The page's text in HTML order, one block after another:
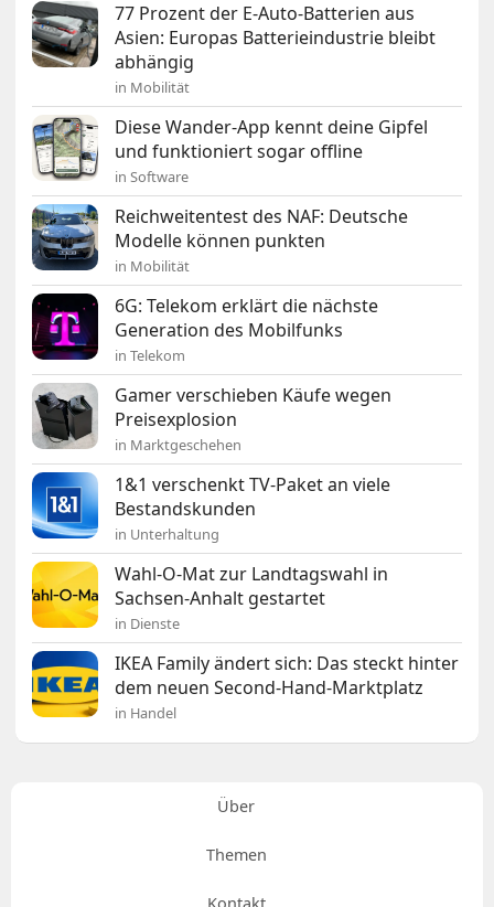
77 Prozent der E-Auto-Batterien aus
Asien: Europas Batterieindustrie bleibt
abhängig
in Mobilität
Diese Wander-App kennt deine Gipfel
und funktioniert sogar offline
in Software
Reichweitentest des NAF: Deutsche
Modelle können punkten
in Mobilität
6G: Telekom erklärt die nächste
Generation des Mobilfunks
in Telekom
Gamer verschieben Käufe wegen
Preisexplosion
in Marktgeschehen
1&1 verschenkt TV-Paket an viele
Bestandskunden
in Unterhaltung
Wahl-O-Mat zur Landtagswahl in
Sachsen-Anhalt gestartet
in Dienste
IKEA Family ändert sich: Das steckt hinter
dem neuen Second-Hand-Marktplatz
in Handel
Über
Themen